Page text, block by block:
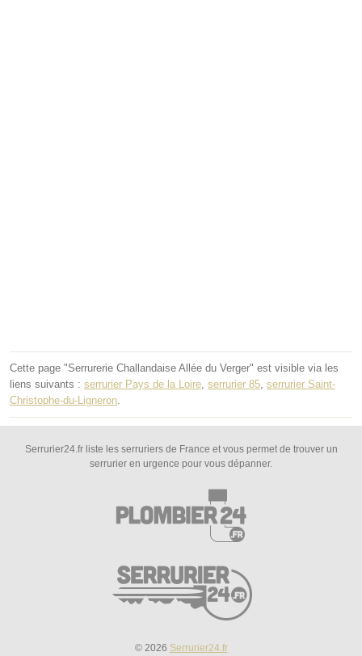
Cette page "Serrurerie Challandaise Allée du Verger" est visible via les
liens suivants : serrurier Pays de la Loire serrurier 85 serrurier Saint-
Christophe-du-Ligneron
Serrurier24.fr liste les serruriers de France et vous permet de trouver un
serrurier en urgence pour vous dépanner.
© 2026 Serrurier24.fr